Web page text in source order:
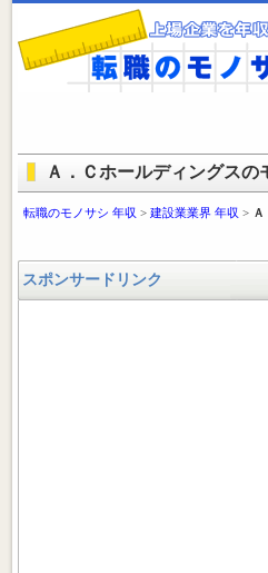
Ａ．Ｃホールディングスの
転職のモノサシ 年収 > 建設業業界 年収 >
スポンサードリンク